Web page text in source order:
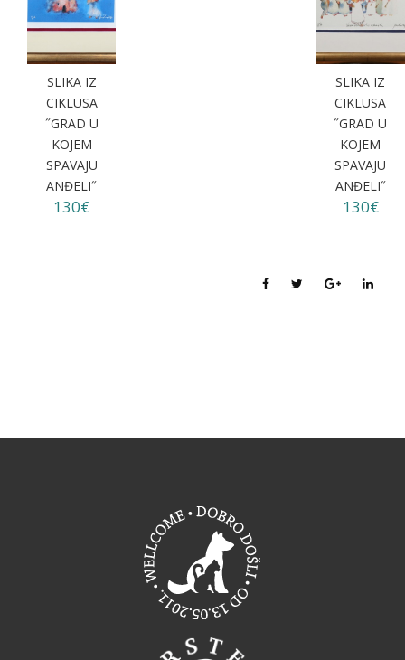
SLIKA IZ
CIKLUSA
˝GRAD U
KOJEM
SPAVAJU
ANĐELI˝
130€
SLIKA IZ
CIKLUSA
˝GRAD U
KOJEM
SPAVAJU
ANĐELI˝
130€